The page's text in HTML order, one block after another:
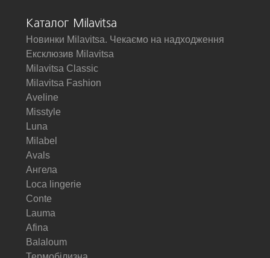
Каталог Milavitsa
Новинки Milavitsa. Чекаємо на надходження
Ексклюзив Milavitsa
Milavitsa Classic
Milavitsa Fashion
Aveline
Misstyle
Luna
Milabel
Avals
Ангела
Loca lingerie
Conte
Lauma
Afina
Balaloum